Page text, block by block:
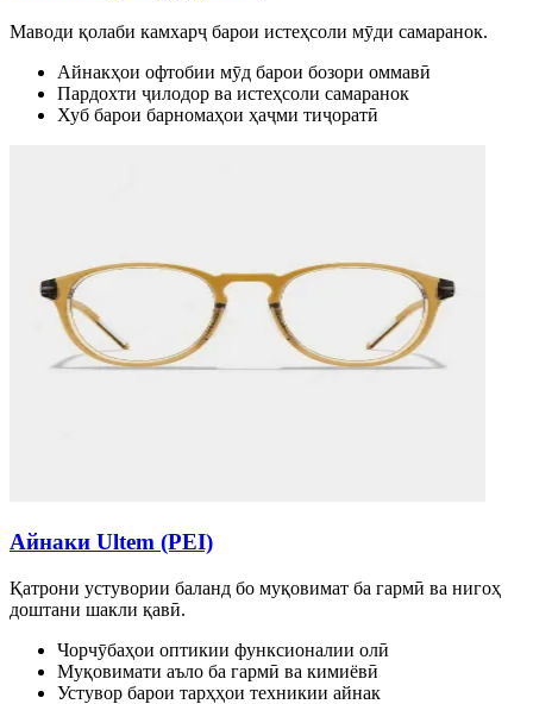
Маводи қолаби камхарҷ барои истеҳсоли мӯди самаранок.
Айнакҳои офтобии мӯд барои бозори оммавӣ
Пардохти ҷилодор ва истеҳсоли самаранок
Хуб барои барномаҳои ҳаҷми тиҷоратӣ
Айнаки Ultem (PEI)
Қатрони устувории баланд бо муқовимат ба гармӣ ва нигоҳ
доштани шакли қавӣ.
Чорчӯбаҳои оптикии функсионалии олӣ
Муқовимати аъло ба гармӣ ва кимиёвӣ
Устувор барои тарҳҳои техникии айнак